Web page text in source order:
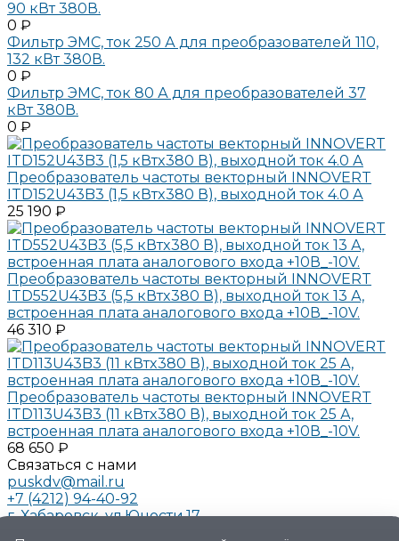
90 кВт 380В.
0 ₽
Фильтр ЭМС, ток 250 А для преобразователей 110,
132 кВт 380В.
0 ₽
Фильтр ЭМС, ток 80 А для преобразователей 37
кВт 380В.
0 ₽
Преобразователь частоты векторный INNOVERT
ITD152U43B3 (1,5 кВтx380 В), выходной ток 4.0 А
25 190 ₽
Преобразователь частоты векторный INNOVERT
ITD552U43B3 (5,5 кВтx380 В), выходной ток 13 А,
встроенная плата аналогового входа +10В_-10V.
46 310 ₽
Преобразователь частоты векторный INNOVERT
ITD113U43B3 (11 кВтx380 В), выходной ток 25 А,
встроенная плата аналогового входа +10В_-10V.
68 650 ₽
Связаться с нами
puskdv@mail.ru
+7 (4212) 94-40-92
г. Хабаровск, ул.Юности.17